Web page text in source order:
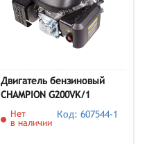
Двигатель бензиновый
CHAMPION G200VK/1
Нет
в наличии
Код: 607544-1